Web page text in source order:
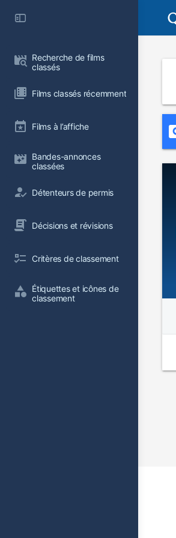
Recherche de films
classés
Films classés récemment
Films à l’affiche
Bandes-annonces
classées
Détenteurs de permis
Décisions et révisions
Critères de classement
Étiquettes et icônes de
classement